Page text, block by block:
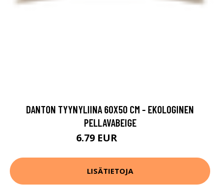
DANTON TYYNYLIINA 60X50 CM - EKOLOGINEN
PELLAVABEIGE
6.79 EUR
LISÄTIETOJA